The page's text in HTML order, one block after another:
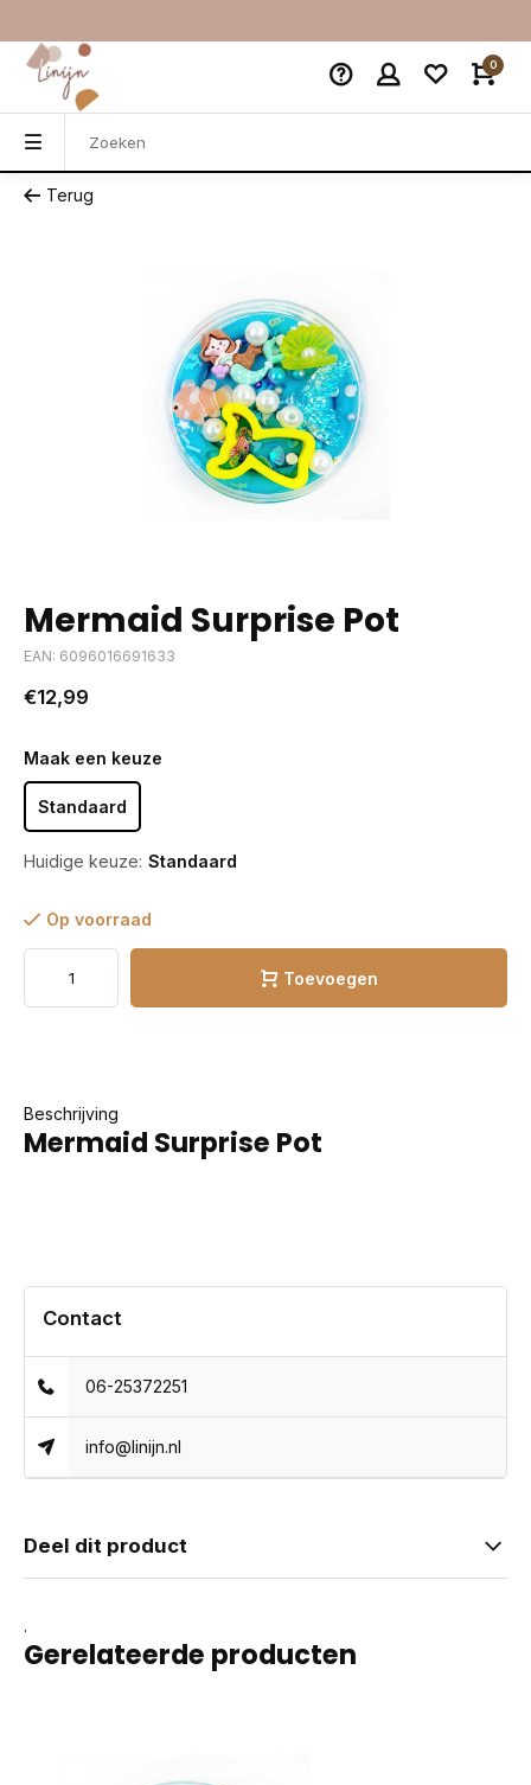
0
Terug
Mermaid Surprise Pot
EAN: 6096016691633
€12,99
Maak een keuze
Standaard
Huidige keuze: Standaard
Op voorraad
Toevoegen
Beschrijving
Mermaid Surprise Pot
Contact
06-25372251
info@linijn.nl
Deel dit product
.
Gerelateerde producten